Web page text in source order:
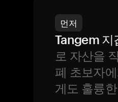
먼저
Tangem 지
로 자산을
폐 초보자
게도 훌륭